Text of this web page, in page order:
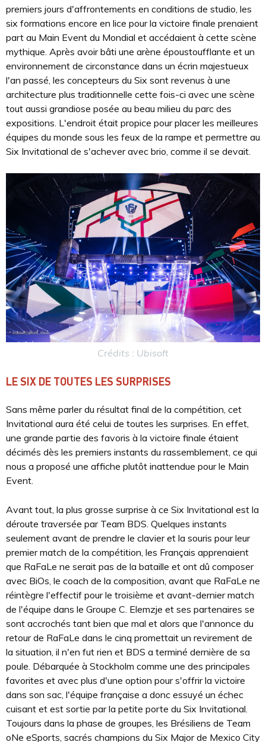
premiers jours d'affrontements en conditions de studio, les
six formations encore en lice pour la victoire finale prenaient
part au Main Event du Mondial et accédaient à cette scène
mythique. Après avoir bâti une arène époustoufflante et un
environnement de circonstance dans un écrin majestueux
l'an passé, les concepteurs du Six sont revenus à une
architecture plus traditionnelle cette fois-ci avec une scène
tout aussi grandiose posée au beau milieu du parc des
expositions. L'endroit était propice pour placer les meilleures
équipes du monde sous les feux de la rampe et permettre au
Six Invitational de s'achever avec brio, comme il se devait.
Crédits : Ubisoft
LE SIX DE TOUTES LES SURPRISES
Sans même parler du résultat final de la compétition, cet
Invitational aura été celui de toutes les surprises. En effet,
une grande partie des favoris à la victoire finale étaient
décimés dès les premiers instants du rassemblement, ce qui
nous a proposé une affiche plutôt inattendue pour le Main
Event.
Avant tout, la plus grosse surprise à ce Six Invitational est la
déroute traversée par Team BDS. Quelques instants
seulement avant de prendre le clavier et la souris pour leur
premier match de la compétition, les Français apprenaient
que RaFaLe ne serait pas de la bataille et ont dû composer
avec BiOs, le coach de la composition, avant que RaFaLe ne
réintègre l'effectif pour le troisième et avant-dernier match
de l'équipe dans le Groupe C. Elemzje et ses partenaires se
sont accrochés tant bien que mal et alors que l'annonce du
retour de RaFaLe dans le cinq promettait un revirement de
la situation, il n'en fut rien et BDS a terminé dernière de sa
poule. Débarquée à Stockholm comme une des principales
favorites et avec plus d'une option pour s'offrir la victoire
dans son sac, l'équipe française a donc essuyé un échec
cuisant et est sortie par la petite porte du Six Invitational.
Toujours dans la phase de groupes, les Brésiliens de Team
oNe eSports, sacrés champions du Six Major de Mexico City